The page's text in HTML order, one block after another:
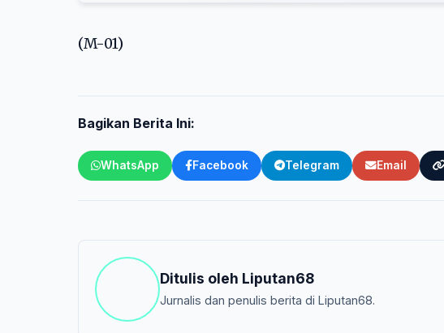
(M-01)
Bagikan Berita Ini:
WhatsApp Facebook Telegram Email
Ditulis oleh Liputan68
Jurnalis dan penulis berita di Liputan68.